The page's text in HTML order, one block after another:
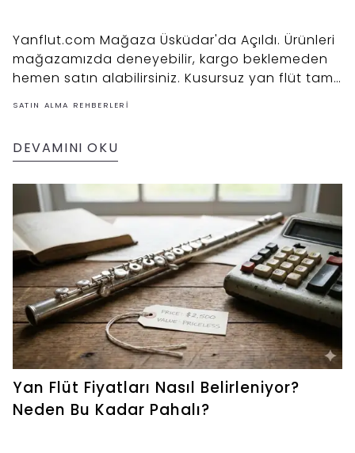
Yanflut.com Mağaza Üsküdar'da Açıldı. Ürünleri
mağazamızda deneyebilir, kargo beklemeden
hemen satın alabilirsiniz. Kusursuz yan flüt tamir
hizmetimizden yerinde faydalanabilirsiniz.
SATIN ALMA REHBERLERI
DEVAMINI OKU
Yan Flüt Fiyatları Nasıl Belirleniyor?
Neden Bu Kadar Pahalı?